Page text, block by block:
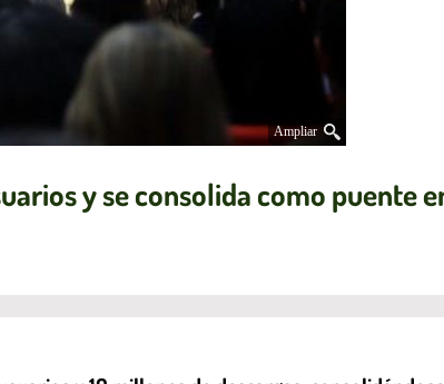
Ampliar
y se consolida como puente